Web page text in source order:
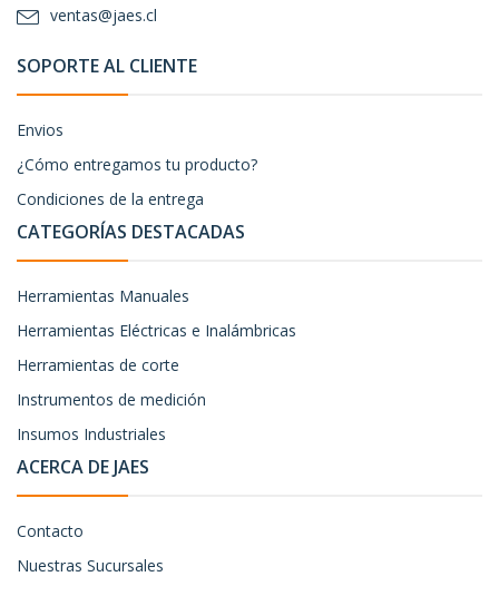
ventas@jaes.cl
SOPORTE AL CLIENTE
Envios
¿Cómo entregamos tu producto?
Condiciones de la entrega
CATEGORÍAS DESTACADAS
Herramientas Manuales
Herramientas Eléctricas e Inalámbricas
Herramientas de corte
Instrumentos de medición
Insumos Industriales
ACERCA DE JAES
Contacto
Nuestras Sucursales